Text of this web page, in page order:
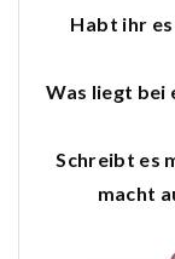
Habt ihr
Was liegt bei
Schreibt es
macht